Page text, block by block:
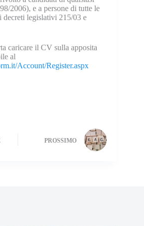
2006), e a persone di tutte le
decreti legislativi 215/03 e
caricare il CV sulla apposita
al
Account/Register.aspx
PROSSIMO